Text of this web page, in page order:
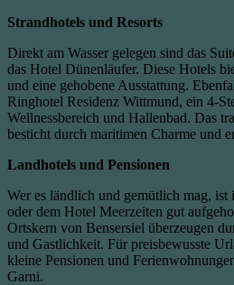
Strandhotels und Resorts
Direkt am Wasser gelegen sind das
das Hotel Dünenläufer. Diese Hotels
und eine gehobene Ausstattung.
Ringhotel Residenz Wittmund, ein 4-
Wellnessbereich und Hallenbad. Das
besticht durch maritimen Charme und
Landhotels und Pensionen
Wer es ländlich und gemütlich mag, ist
oder dem Hotel Meerzeiten gut
Ortskern von Bensersiel überzeugen
und Gastlichkeit. Für preisbewusste
kleine Pensionen und
Garni.